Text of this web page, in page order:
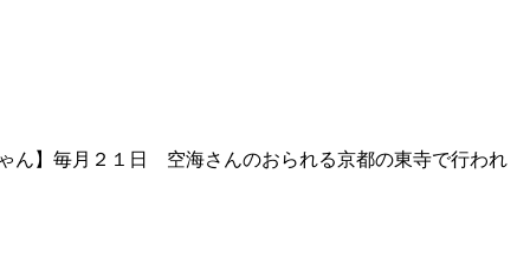
ん】毎月２１日 空海さんのおられる京都の東寺で行われ